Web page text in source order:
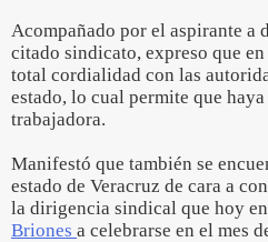
Acompañado por el aspirante a
citado sindicato, expreso que
total cordialidad con las
estado, lo cual permite que
trabajadora.
Manifestó que también se
estado de Veracruz de cara a
la dirigencia sindical que hoy
Briones a celebrarse en el mes